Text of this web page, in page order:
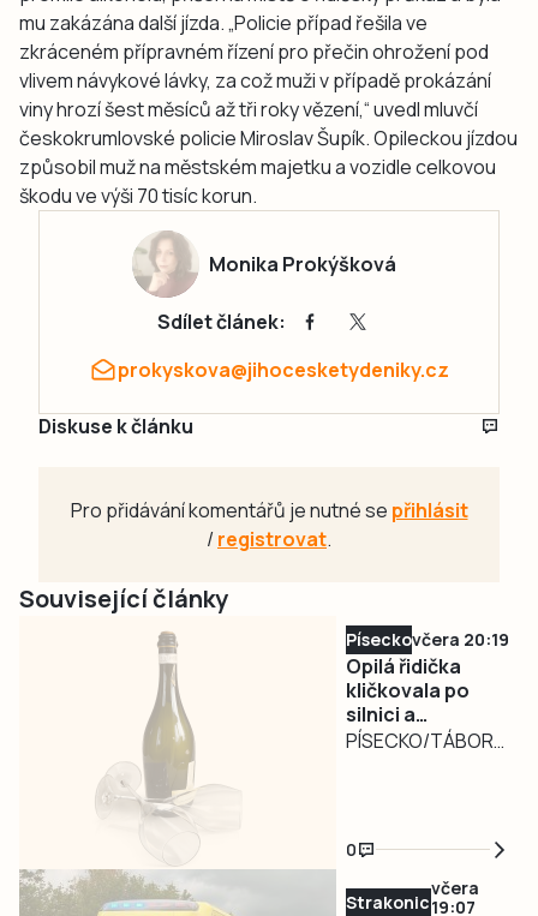
mu zakázána další jízda. „Policie případ řešila ve
zkráceném přípravném řízení pro přečin ohrožení pod
vlivem návykové lávky, za což muži v případě prokázání
viny hrozí šest měsíců až tři roky vězení,“ uvedl mluvčí
českokrumlovské policie Miroslav Šupík. Opileckou jízdou
způsobil muž na městském majetku a vozidle celkovou
škodu ve výši 70 tisíc korun.
Monika Prokýšková
Sdílet článek:
prokyskova@jihocesketydeniky.cz
Diskuse k článku
Pro přidávání komentářů je nutné se přihlásit
/registrovat.
Související články
Píseckovčera 20:19
Opilá řidička
kličkovala po
silnici a
ohrožovala
PÍSECKO/TÁBORSKO
zaměstnal ve
středu v poledne
0
Strakonicko
včera
19:07